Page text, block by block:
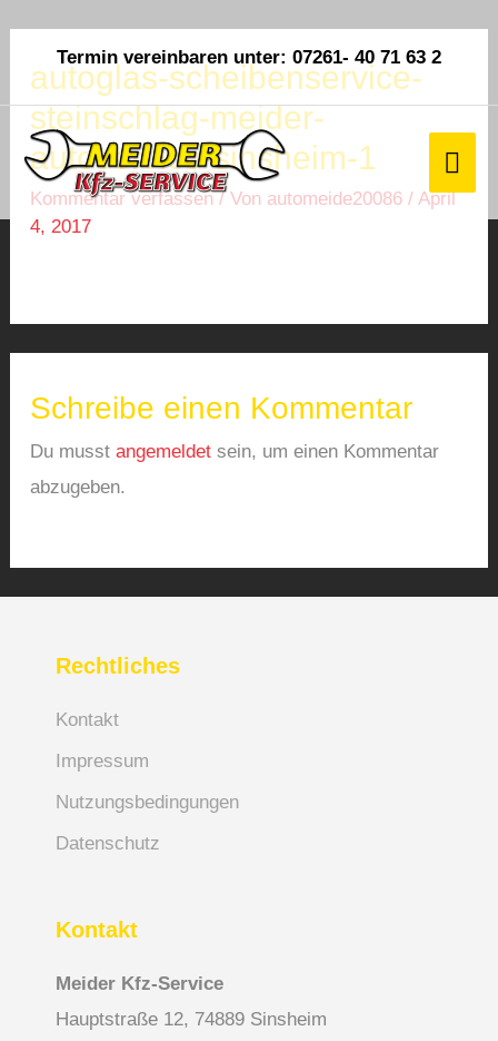
Termin vereinbaren unter: 07261- 40 71 63 2
autoglas-scheibenservice-
steinschlag-meider-
autoservice-sinsheim-1
Kommentar verfassen / Von automeide20086 / April
4, 2017
Schreibe einen Kommentar
Du musst angemeldetsein, um einen Kommentar
abzugeben.
Rechtliches
Kontakt
Impressum
Nutzungsbedingungen
Datenschutz
Kontakt
Meider Kfz-Service
Hauptstraße 12, 74889 Sinsheim